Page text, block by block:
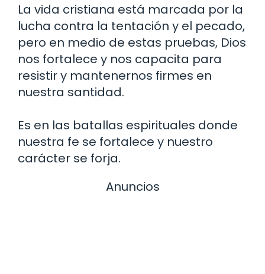
La vida cristiana está marcada por la
lucha contra la tentación y el pecado,
pero en medio de estas pruebas, Dios
nos fortalece y nos capacita para
resistir y mantenernos firmes en
nuestra santidad.
Es en las batallas espirituales donde
nuestra fe se fortalece y nuestro
carácter se forja.
Anuncios